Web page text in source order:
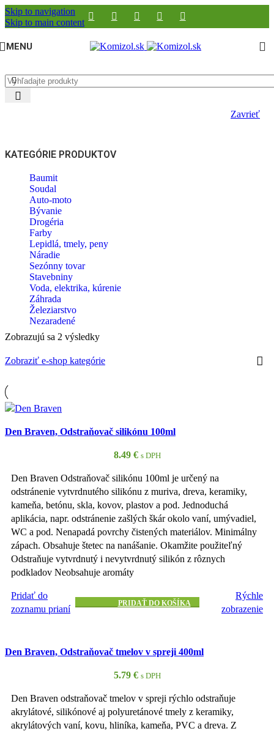
Skip to navigation
Skip to main content
MENU
Zavrieť
KATEGÓRIE PRODUKTOV
Baumit
Soudal
Auto-moto
Bývanie
Drogéria
Farby
Lepidlá, tmely, peny
Náradie
Sezónny tovar
Stavebniny
Voda, elektrika, kúrenie
Záhrada
Železiarstvo
Nezaradené
Zobrazujú sa 2 výsledky
Zobraziť e-shop kategórie
Den Braven, Odstraňovač silikónu 100ml
8.49 € s DPH
Den Braven Odstraňovač silikónu 100ml je určený na
odstránenie vytvrdnutého silikónu z muriva, dreva, keramiky,
kameňa, betónu, skla, kovov, plastov a pod. Jednoduchá
aplikácia, napr. odstránenie zašlých škár okolo vaní, umývadiel,
WC a pod. Nenapadá povrchy čistených materiálov. Minimálny
zápach. Obsahuje štetec na nanášanie. Okamžite použiteľný
Odstraňuje vytvrdnutý i nevytvrdnutý silikón z rôznych
podkladov Neobsahuje aromáty
Pridať do
zoznamu prianí
PRIDAŤ DO KOŠÍKA
Rýchle
zobrazenie
Den Braven, Odstraňovač tmelov v spreji 400ml
5.79 € s DPH
Den Braven odstraňovač tmelov v spreji rýchlo odstraňuje
akrylátové, silikónové aj polyuretánové tmely z keramiky,
akrylátových vaní, kovu, hliníka, kameňa, PVC a dreva. Z